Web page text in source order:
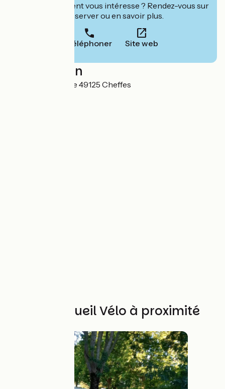
Cet établissement vous intéresse ? Rendez-vous sur
leur site pour réserver ou en savoir plus.
Téléphoner Site web
Localisation
Chemin de l'écluse 49125 Cheffes
Autres Accueil Vélo à proximité